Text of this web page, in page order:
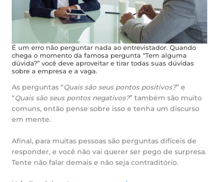
É um erro não perguntar nada ao entrevistador. Quando
chega o momento da famosa pergunta “Tem alguma
dúvida?” você deve aproveitar e tirar todas suas dúvidas
sobre a empresa e a vaga.
As perguntas “Quais são seus pontos positivos?” e
“Quais são seus pontos negativos?” também são muito
comuns, então pense sobre isso e tenha um discurso
em mente.
Afinal, para muitas pessoas são perguntas difíceis de
responder, e você não vai querer ser pego de surpresa.
Tente não falar demais e não seja contraditório.